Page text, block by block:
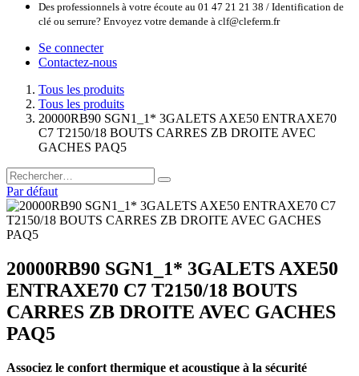
Des professionnels à votre écoute au 01 47 21 21 38 / Identification de
clé ou serrure? Envoyez votre demande à clf@cleferm.fr
Se connecter
Contactez-nous
Tous les produits
Tous les produits
20000RB90 SGN1_1* 3GALETS AXE50 ENTRAXE70
C7 T2150/18 BOUTS CARRES ZB DROITE AVEC
GACHES PAQ5
Par défaut
20000RB90 SGN1_1* 3GALETS AXE50
ENTRAXE70 C7 T2150/18 BOUTS
CARRES ZB DROITE AVEC GACHES
PAQ5
Associez le confort thermique et acoustique à la sécurité